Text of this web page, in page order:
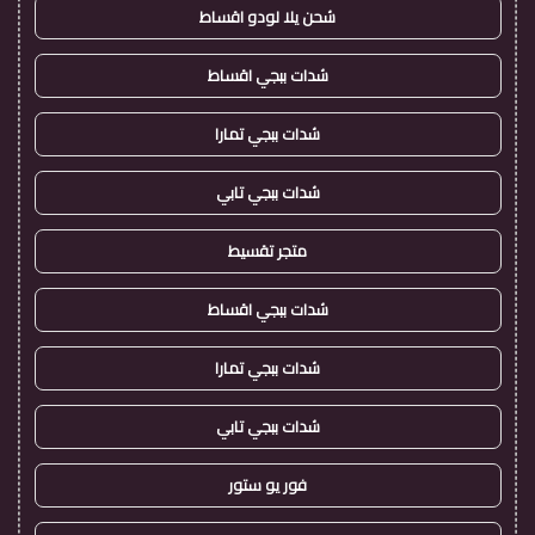
شحن يلا لودو اقساط
شدات ببجي اقساط
شدات ببجي تمارا
شدات ببجي تابي
متجر تقسيط
شدات ببجي اقساط
شدات ببجي تمارا
شدات ببجي تابي
فور يو ستور